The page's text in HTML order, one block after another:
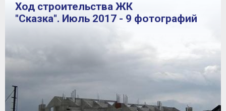
Ход строительства ЖК
"Сказка". Июль 2017 - 9 фотографий